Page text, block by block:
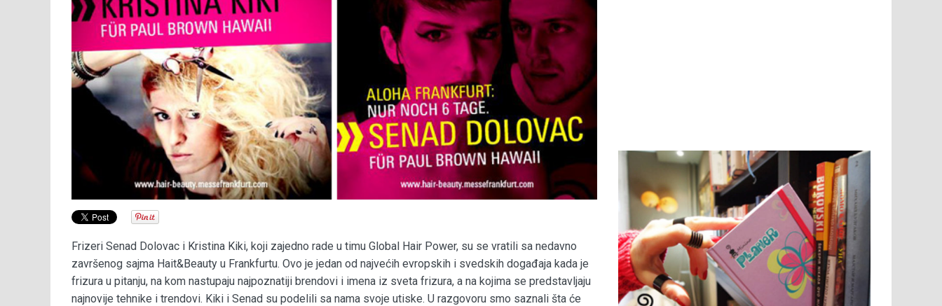
Frizeri Senad Dolovac i Kristina Kiki, koji zajedno rade u timu Global Hair Power, su se vratili sa nedavno
završenog sajma Hait&Beauty u Frankfurtu. Ovo je jedan od najvećih evropskih i svedskih događaja kada je
frizura u pitanju, na kom nastupaju najpoznatiji brendovi i imena iz sveta frizura, a na kojima se predstavljaju
najnovije tehnike i trendovi. Kiki i Senad su podelili sa nama svoje utiske. U razgovoru smo saznali šta će